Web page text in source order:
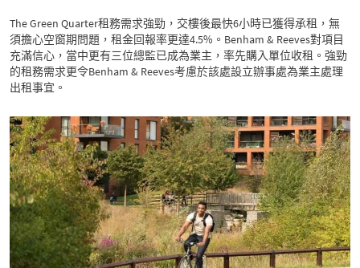
The Green Quarter租務需求強勁，交樓後最快6小時已獲得承租，無
須擔心空窗期問題，租金回報率更達4.5%。Benham & Reeves對項目
充滿信心，當中更有三位總監已成為業主，率先購入單位收租。強勁
的租務需求更令Benham & Reeves考慮於該處設立辦事處為業主處理
出租事宜。